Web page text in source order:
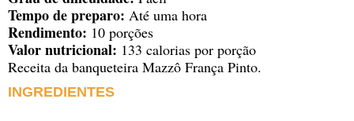
Tempo de preparo: Até uma hora
Rendimento: 10 porções
Valor nutricional: 133 calorias por porção
Receita da banqueteira Mazzô França Pinto.
INGREDIENTES